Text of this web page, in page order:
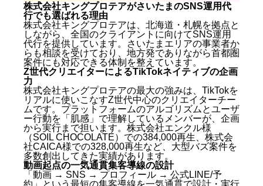
株式会社キングプロテアがさいたまのSNS運用代
行でも選ばれる理由
株式会社キングプロテアは、北海道・札幌を拠点と
しながら、全国のクライアントに向けてSNS運用
代行を提供しています。さいたまエリアの事業者か
らも相談を受けており、地方発でありながら首都圏
案件にも対応できる体制を整えています。
Z世代クリエイターによるTikTokネイティブの企画
力
株式会社キングプロテアの最大の強みは、TikTokを
リアルに使いこなすZ世代中心のクリエイターチー
ムです。プラットフォームのアルゴリズムとユーザ
ー行動を「肌感」で理解しているメンバーが、企画
から実行まで担います。株式会社エンクル様
（SOIL CHOCOLATE）での384,000再生、株式会
社CAICA様での328,000再生など、大型バズ案件を
多数創出してきた実績があります。
動画起点の一気通貫集客導線の設計
「動画 → SNS → プロフィール → 公式LINE/予
約」という最短の集客導線を一気通貫で設計・実行